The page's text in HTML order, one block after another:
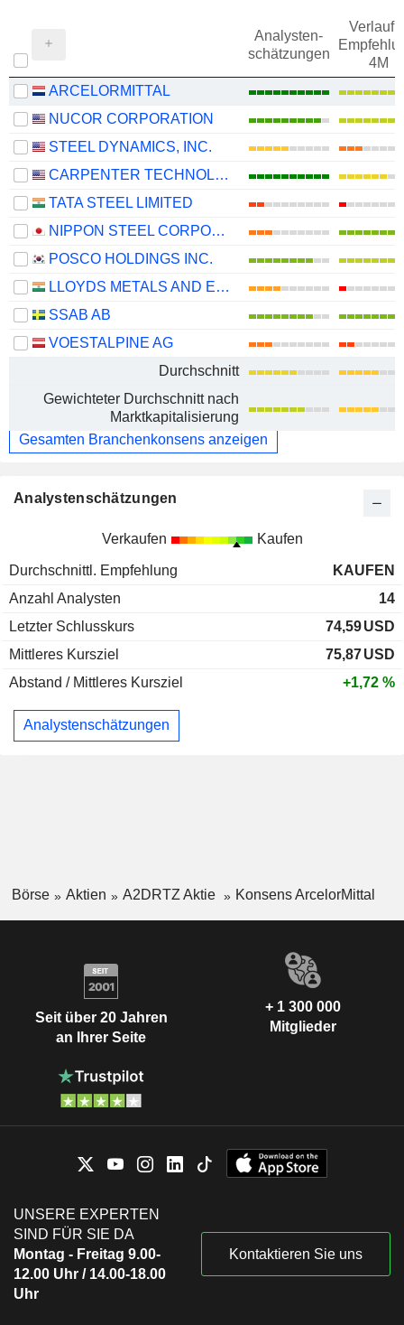
Analysten-
schätzungen
Verlauf
4M
ARCELORMITTAL
NUCOR CORPORATION
STEEL DYNAMICS, INC.
CARPENTER TECHNOLOGY CORPORATION
TATA STEEL LIMITED
NIPPON STEEL CORPORATION
POSCO HOLDINGS INC.
LLOYDS METALS AND ENERGY LIMITED
SSAB AB
VOESTALPINE AG
Durchschnitt
Gewichteter Durchschnitt nach
Marktkapitalisierung
Gesamten Branchenkonsens anzeigen
Analystenschätzungen
Verkaufen Kaufen
Durchschnittl. Empfehlung
KAUFEN
Anzahl Analysten
14
Letzter Schlusskurs
74,59USD
Mittleres Kursziel
75,87USD
Abstand / Mittleres Kursziel
+1,72 %
Analystenschätzungen
Börse Aktien A2DRTZ Aktie Konsens ArcelorMittal
Seit über 20 Jahren
an Ihrer Seite
+ 1 300 000
Mitglieder
UNSERE EXPERTEN
SIND FÜR SIE DA
Montag - Freitag 9.00-
12.00 Uhr / 14.00-18.00
Uhr
Kontaktieren Sie uns